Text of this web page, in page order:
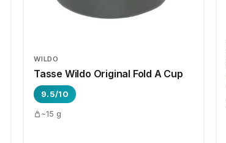
WILDO
Tasse Wildo Original Fold A Cup
9.5/10
~15 g